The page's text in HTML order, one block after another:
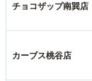
チョコザップ南巽店
カーブス桃谷店